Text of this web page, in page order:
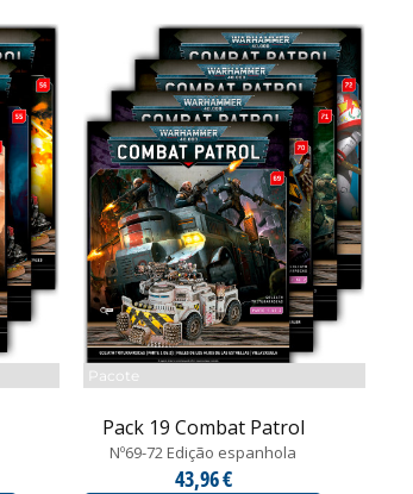
Pacote
Pack 19 Combat Patrol
Nº69-72 Edição espanhola
43,96 €